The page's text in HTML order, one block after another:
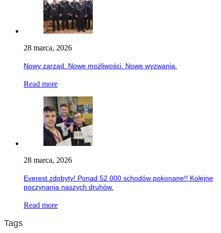
28 marca, 2026
Nowy zarząd. Nowe możliwości. Nowe wyzwania.
Read more
28 marca, 2026
Everest zdobyty! Ponad 52 000 schodów pokonane!! Kolejne
poczynania naszych druhów.
Read more
Tags